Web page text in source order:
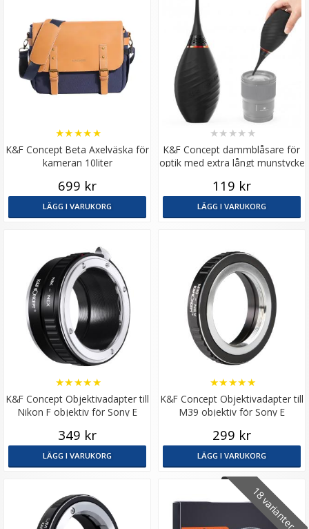
K&F Concept Beta Axelväska för
kameran 10liter
★★★★★
699 kr
LÄGG I VARUKORG
K&F Concept dammblåsare för
optik med extra långt munstycke
★★ ★★ ★
119 kr
LÄGG I VARUKORG
K&F Concept Objektivadapter till
Nikon F objektiv för Sony E
★★★★★
349 kr
LÄGG I VARUKORG
K&F Concept Objektivadapter till
M39 objektiv för Sony E
★★★★★
299 kr
LÄGG I VARUKORG
18 varianter